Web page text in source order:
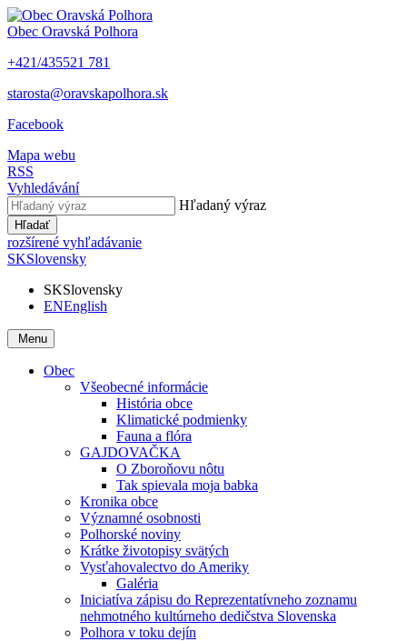
Obec Oravská Polhora
+421/435521 781
starosta@oravskapolhora.sk
Facebook
Mapa webu
RSS
Vyhledávání
Hľadaný výraz
Hľadať
rozšírené vyhľadávanie
SKSlovensky
SKSlovensky
ENEnglish
Menu
Obec
Všeobecné informácie
História obce
Klimatické podmienky
Fauna a flóra
GAJDOVAČKA
O Zboroňovu nôtu
Tak spievala moja babka
Kronika obce
Významné osobnosti
Polhorské noviny
Krátke životopisy svätých
Vysťahovalectvo do Ameriky
Galéria
Iniciatíva zápisu do Reprezentatívneho zoznamu
nehmotného kultúrneho dedičstva Slovenska
Polhora v toku dejín